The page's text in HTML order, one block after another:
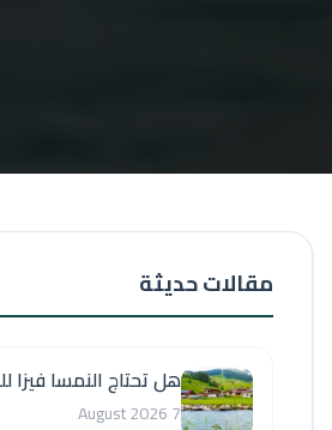
مقالات حديثة
هل تحتاج النمسا فيزا
7 August 2026